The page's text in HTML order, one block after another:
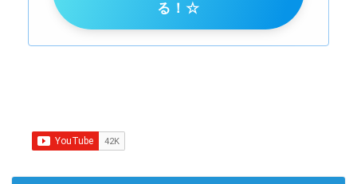
る！☆